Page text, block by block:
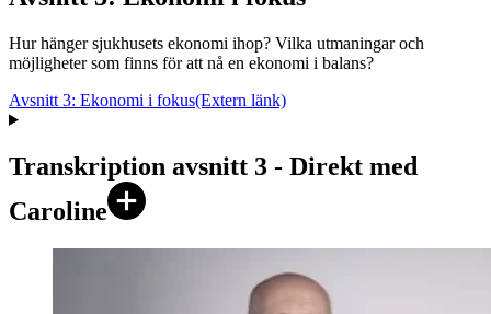
Hur hänger sjukhusets ekonomi ihop? Vilka utmaningar och
möjligheter som finns för att nå en ekonomi i balans?
Avsnitt 3: Ekonomi i fokus(Extern länk)
Transkription avsnitt 3 - Direkt med
Caroline